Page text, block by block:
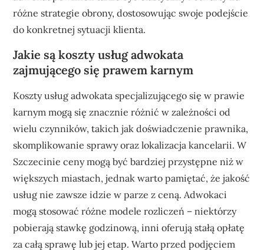
różne strategie obrony, dostosowując swoje podejście
do konkretnej sytuacji klienta.
Jakie są koszty usług adwokata
zajmującego się prawem karnym
Koszty usług adwokata specjalizującego się w prawie
karnym mogą się znacznie różnić w zależności od
wielu czynników, takich jak doświadczenie prawnika,
skomplikowanie sprawy oraz lokalizacja kancelarii. W
Szczecinie ceny mogą być bardziej przystępne niż w
większych miastach, jednak warto pamiętać, że jakość
usług nie zawsze idzie w parze z ceną. Adwokaci
mogą stosować różne modele rozliczeń – niektórzy
pobierają stawkę godzinową, inni oferują stałą opłatę
za całą sprawę lub jej etap. Warto przed podjęciem